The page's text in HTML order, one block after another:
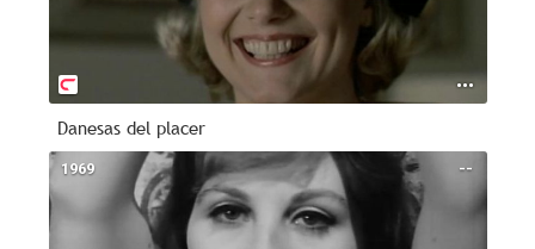
Danesas del placer
--
1969